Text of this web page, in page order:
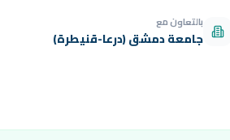
بالتعاون مع
جامعة دمشق (درعا-قنيطرة)